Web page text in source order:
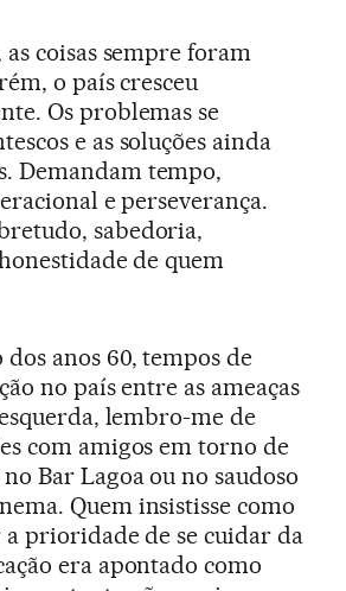
coisas sempre foram
o país cresceu
Os problemas se
e as soluções ainda
Demandam tempo,
e perseverança.
sabedoria,
de quem
anos 60, tempos de
no país entre as ameaças
lembro-me de
com amigos em torno de
Bar Lagoa ou no saudoso
Quem insistisse como
a prioridade de se cuidar da
era apontado como